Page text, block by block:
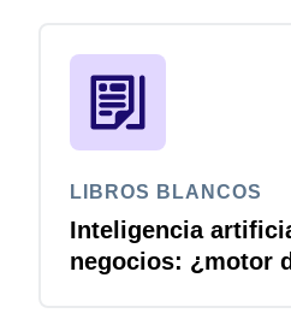
LIBROS BLANCOS
Inteligencia
negocios: ¿motor